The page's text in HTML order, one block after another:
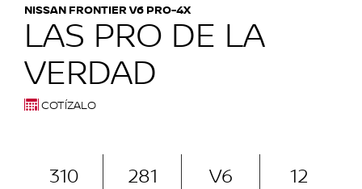
NISSAN FRONTIER V6 PRO-4X
LAS PRO DE LA
VERDAD
COTÍZALO
310 281 V6 12